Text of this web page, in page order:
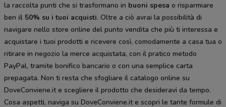
la raccolta punti che si trasformano in buoni spesa o risparmiare
ben il 50% su i tuoi acquisti. Oltre a ciò avrai la possibilità di
navigare nello store online del punto vendita che più ti interessa e
acquistare i tuoi prodotti e ricevere così, comodamente a casa tua o
ritirare in negozio la merce acquistata, con il pratico metodo
PayPal, tramite bonifico bancario o con una semplice carta
prepagata. Non ti resta che sfogliare il catalogo online su
DoveConviene.it e scegliere il prodotto che desideravi da tempo.
Cosa aspetti, naviga su DoveConviene.it e scopri le tante formule di